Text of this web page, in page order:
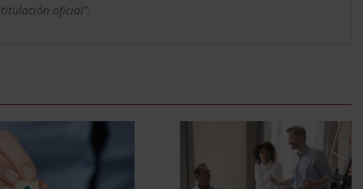
oficial”.